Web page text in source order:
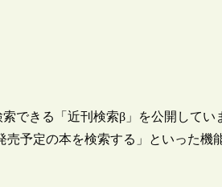
できる「近刊検索β」を公開してい
予定の本を検索する」といった機